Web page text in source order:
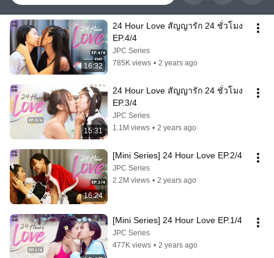
16:32
24 Hour Love สัญญารัก 24 ชั่วโมง
EP.4/4
JPC Series
785K views • 2 years ago
15:31
24 Hour Love สัญญารัก 24 ชั่วโมง
EP.3/4
JPC Series
1.1M views • 2 years ago
16:24
[Mini Series] 24 Hour Love EP.2/4
JPC Series
2.2M views • 2 years ago
[Mini Series] 24 Hour Love EP.1/4
JPC Series
477K views • 2 years ago